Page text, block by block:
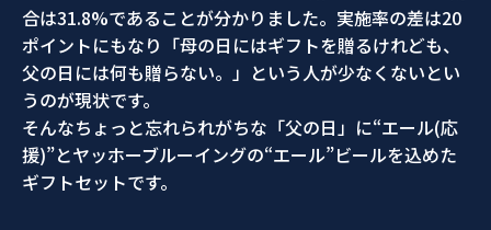
合は31.8%であることが分かりました。 実施率の差は20
ポイントにもなり「母の日にはギフトを贈るけれども、
父の日には何も贈らない。」 という人が少なくないとい
うのが現状です。
そんなちょっと忘れられがちな「父の日」に“エール(応
援)”とヤッホーブルーイングの“エール”ビールを込めた
ギフトセットです。